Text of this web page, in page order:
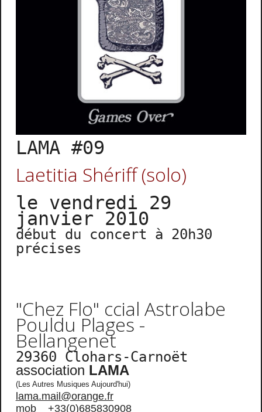
LAMA #09
Laetitia Shériff (solo)
le vendredi 29
janvier 2010
début du concert à 20h30
précises
"Chez Flo" ccial Astrolabe
Pouldu Plages -
Bellangenet
29360 Clohars-Carnoët
association LAMA
(Les Autres Musiques Aujourd'hui)
lama.mail@orange.fr
mob +33(0)685830908